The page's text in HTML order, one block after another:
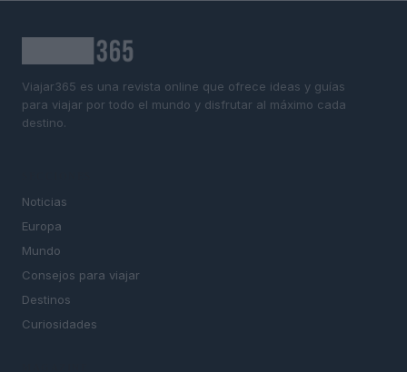
Viajar365 es una revista online que ofrece ideas y guías
para viajar por todo el mundo y disfrutar al máximo cada
destino.
Noticias
Europa
Mundo
Consejos para viajar
Destinos
Curiosidades